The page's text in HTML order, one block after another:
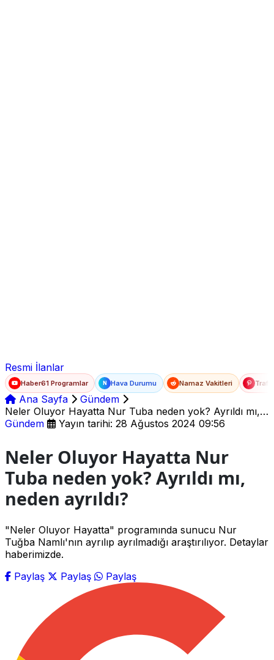
Resmi İlanlar
Haber61 Programlar N Hava Durumu Namaz Vakitleri
Ana Sayfa
Gündem
Neler Oluyor Hayatta Nur Tuba neden yok? Ayrıldı mı,
neden ayrıldı?
Gündem Yayın tarihi: 28 Ağustos 2024 09:56
Neler Oluyor Hayatta Nur
Tuba neden yok? Ayrıldı mı,
neden ayrıldı?
"Neler Oluyor Hayatta" programında sunucu Nur
Tuğba Namlı'nın ayrılıp ayrılmadığı araştırılıyor. Detaylar
haberimizde.
Paylaş
Paylaş Paylaş